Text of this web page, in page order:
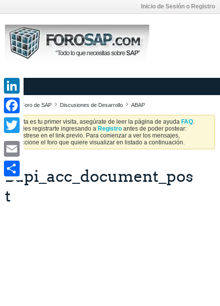
Inicio de Sesión o Registro
Foro de SAP Discusiones de Desarrollo ABAP
Si esta es tu primer visita, asegúrate de leer la página de ayuda FAQ.
Puedes registrarte ingresando a Registro antes de poder postear:
Regístrese en el link previo. Para comenzar a ver los mensajes,
seleccione el foro que quiere visualizar en listado a continuación.
Bapi_acc_document_pos
t
LinkedIn
Facebook
Twitter
Email